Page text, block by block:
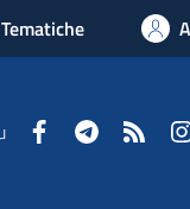
FacebookTelegramRSS